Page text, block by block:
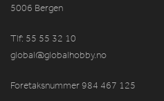
5006 Bergen
Tlf: 55 55 32 10
global@globalhobby.no
Foretaksnummer 984 467 125